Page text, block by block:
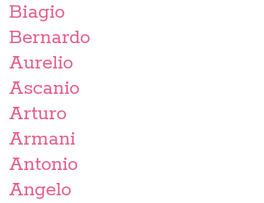
Biagio
Bernardo
Aurelio
Ascanio
Arturo
Armani
Antonio
Angelo